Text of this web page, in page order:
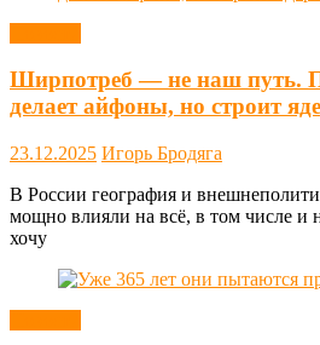
Ширпотреб — не наш путь.
делает айфоны, но строит
23.12.2025 Игорь Бродяга
В России география и
мощно влияли на всё, в том числе и
хочу